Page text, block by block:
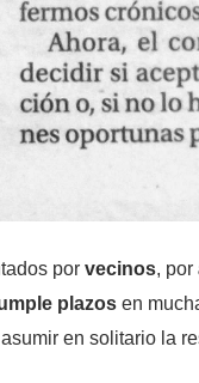
por vecinos, por
plazosen
en solitario la